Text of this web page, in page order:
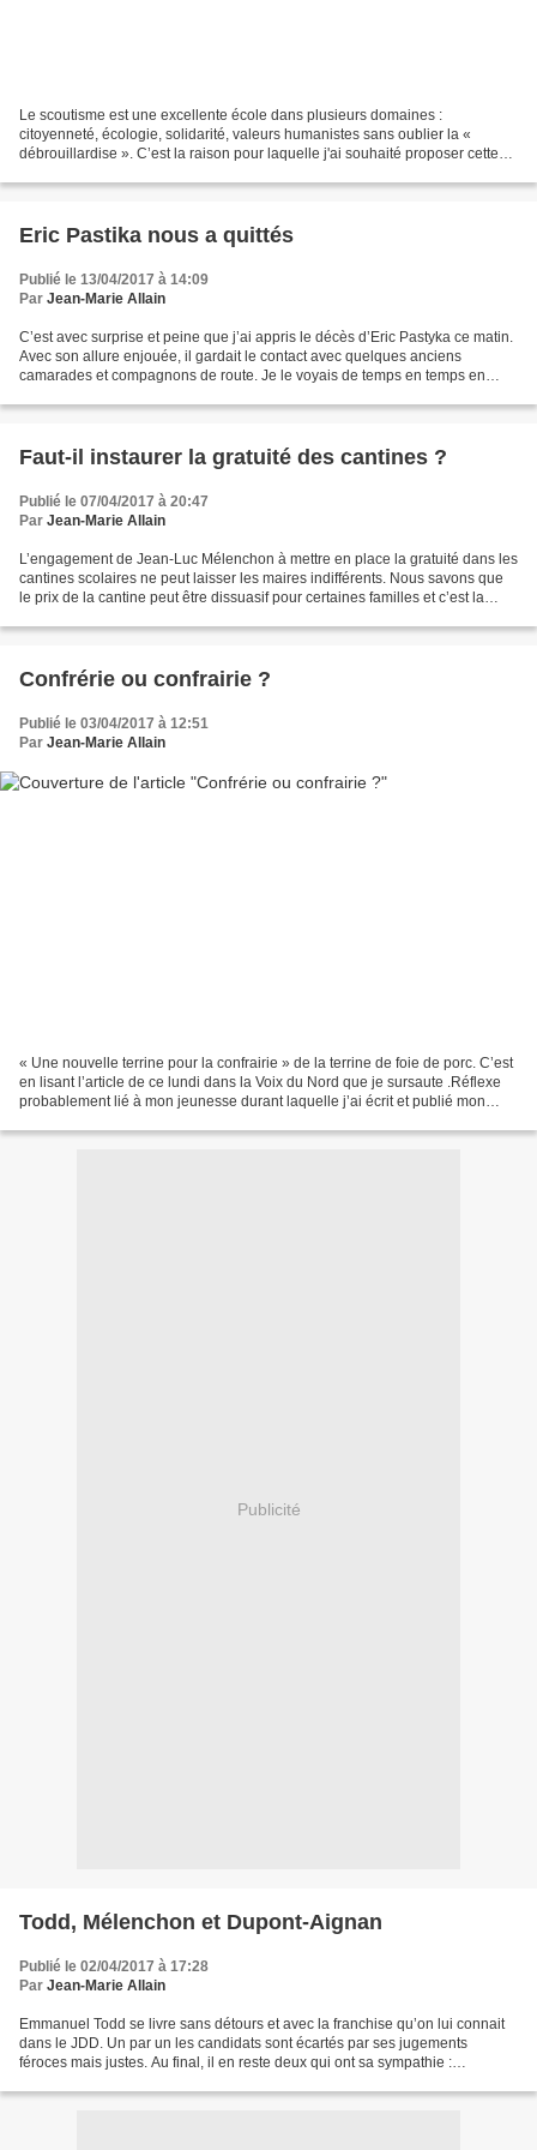
Le scoutisme est une excellente école dans plusieurs domaines :
citoyenneté, écologie, solidarité, valeurs humanistes sans oublier la «
débrouillardise ». C’est la raison pour laquelle j'ai souhaité proposer cette
Eric Pastika nous a quittés
Publié le 13/04/2017 à 14:09
Par Jean-Marie Allain
C’est avec surprise et peine que j’ai appris le décès d’Eric Pastyka ce matin.
Avec son allure enjouée, il gardait le contact avec quelques anciens
camarades et compagnons de route. Je le voyais de temps en temps en
Faut-il instaurer la gratuité des cantines ?
Publié le 07/04/2017 à 20:47
Par Jean-Marie Allain
L’engagement de Jean-Luc Mélenchon à mettre en place la gratuité dans les
cantines scolaires ne peut laisser les maires indifférents. Nous savons que
le prix de la cantine peut être dissuasif pour certaines familles et c’est la
Confrérie ou confrairie ?
Publié le 03/04/2017 à 12:51
Par Jean-Marie Allain
« Une nouvelle terrine pour la confrairie » de la terrine de foie de porc. C’est
en lisant l’article de ce lundi dans la Voix du Nord que je sursaute .Réflexe
probablement lié à mon jeunesse durant laquelle j’ai écrit et publié mon
Publicité
Todd, Mélenchon et Dupont-Aignan
Publié le 02/04/2017 à 17:28
Par Jean-Marie Allain
Emmanuel Todd se livre sans détours et avec la franchise qu’on lui connait
dans le JDD. Un par un les candidats sont écartés par ses jugements
féroces mais justes. Au final, il en reste deux qui ont sa sympathie :